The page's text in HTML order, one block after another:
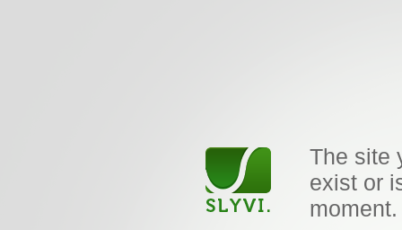
The site
exist or
moment.